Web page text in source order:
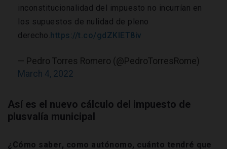
inconstitucionalidad del impuesto no incurrían en
los supuestos de nulidad de pleno
derecho. https://t.co/gdZKlET8iv
— Pedro Torres Romero (@PedroTorresRome)
March 4, 2022
Así es el nuevo cálculo del impuesto de
plusvalía municipal
¿Cómo saber, como autónomo, cuánto tendré que